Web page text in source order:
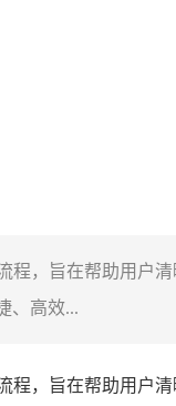
程，旨在帮助用户
、高效...
程，旨在帮助用户